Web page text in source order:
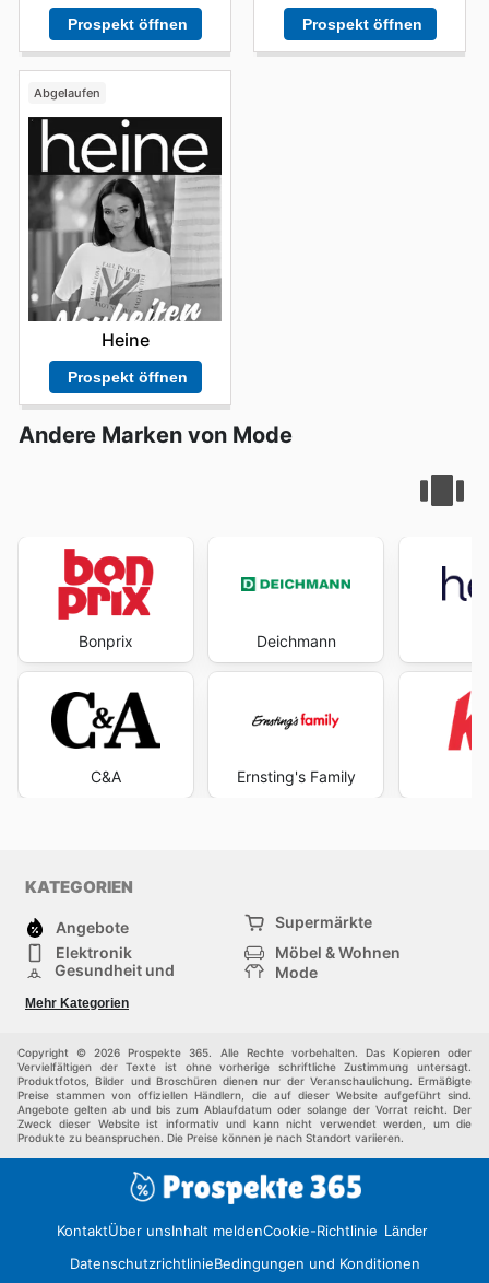
Prospekt öffnen Prospekt öffnen
Abgelaufen
Heine
Prospekt öffnen
Andere Marken von Mode
Bonprix
C&A
Deichmann
Ernsting's Family
KATEGORIEN
Angebote
Supermärkte
Elektronik
Möbel & Wohnen
Gesundheit und
Mode
Sportartikel und
Sportbekleidung
Einkaufzentren
Andere
Mehr Kategorien
Copyright © 2026 Prospekte 365. Alle Rechte vorbehalten. Das Kopieren oder
Vervielfältigen der Texte ist ohne vorherige schriftliche Zustimmung untersagt.
Produktfotos, Bilder und Broschüren dienen nur der Veranschaulichung. Ermäßigte
Preise stammen von offiziellen Händlern, die auf dieser Website aufgeführt sind.
Angebote gelten ab und bis zum Ablaufdatum oder solange der Vorrat reicht. Der
Zweck dieser Website ist informativ und kann nicht verwendet werden, um die
Produkte zu beanspruchen. Die Preise können je nach Standort variieren.
KontaktÜber unsInhalt meldenCookie-Richtlinie Länder
DatenschutzrichtlinieBedingungen und Konditionen